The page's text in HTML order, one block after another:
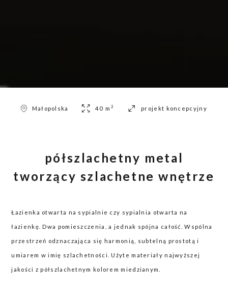
Małopolska projekt koncepcyjny
półszlachetny metal
tworzący szlachetne wnętrze
Łazienka otwarta na sypialnie czy sypialnia otwarta na
łazienkę. Dwa pomieszczenia, a jednak spójna całość. Wspólna
przestrzeń odznaczająca się harmonią, subtelną prostotą i
umiarem w imię szlachetności. Użyte materiały najwyższej
jakości z półszlachetnym kolorem miedzianym.